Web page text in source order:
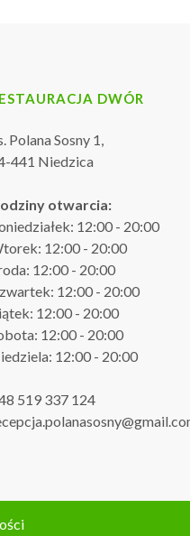
DWÓR
Polana Sosny 1,
441 Niedzica
otwarcia:
12:00 - 20:00
12:00 - 20:00
12:00 - 20:00
12:00 - 20:00
12:00 - 20:00
12:00 - 20:00
12:00 - 20:00
519 337 124